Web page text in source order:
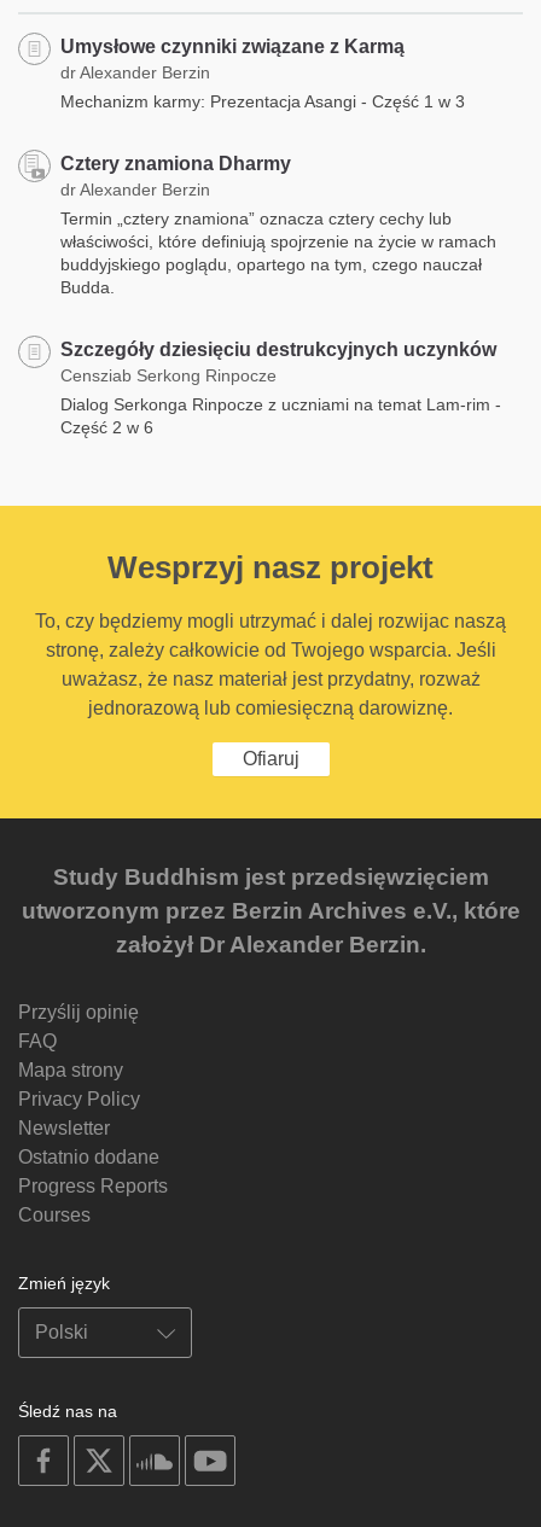
Umysłowe czynniki związane z Karmą
dr Alexander Berzin
Mechanizm karmy: Prezentacja Asangi - Część 1 w 3
Cztery znamiona Dharmy
dr Alexander Berzin
Termin „cztery znamiona” oznacza cztery cechy lub
właściwości, które definiują spojrzenie na życie w ramach
buddyjskiego poglądu, opartego na tym, czego nauczał
Budda.
Szczegóły dziesięciu destrukcyjnych uczynków
Censziab Serkong Rinpocze
Dialog Serkonga Rinpocze z uczniami na temat Lam-rim -
Część 2 w 6
Wesprzyj nasz projekt
To, czy będziemy mogli utrzymać i dalej rozwijac naszą
stronę, zależy całkowicie od Twojego wsparcia. Jeśli
uważasz, że nasz materiał jest przydatny, rozważ
jednorazową lub comiesięczną darowiznę.
Ofiaruj
Study Buddhism jest przedsięwzięciem
utworzonym przez Berzin Archives e.V., które
założył Dr Alexander Berzin.
Przyślij opinię
FAQ
Mapa strony
Privacy Policy
Newsletter
Ostatnio dodane
Progress Reports
Courses
Zmień język
Śledź nas na
on
facebook
soundcloud